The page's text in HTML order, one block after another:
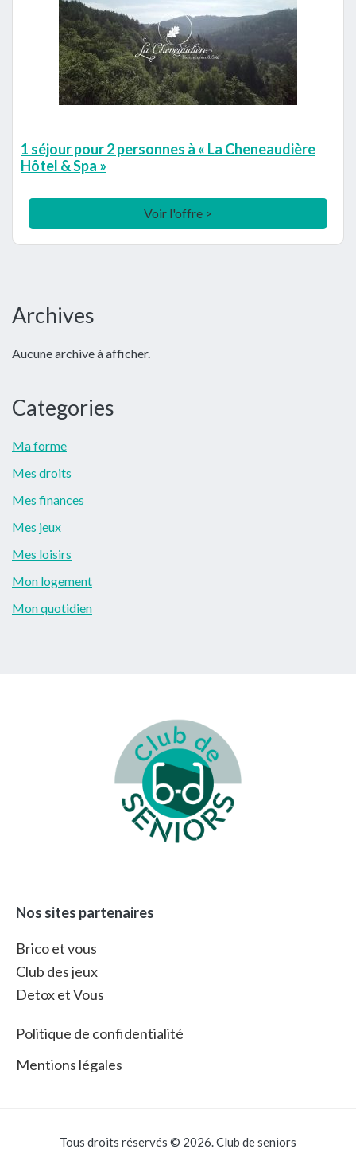
1 séjour pour 2 personnes à « La Cheneaudière
Hôtel & Spa »
Voir l'offre >
Barre
principale
Archives
Aucune archive à afficher.
Categories
Ma forme
Mes droits
Mes finances
Mes jeux
Mes loisirs
Mon logement
Mon quotidien
Nos sites partenaires
Brico et vous
Club des jeux
Detox et Vous
Politique de confidentialité
Mentions légales
Tous droits réservés © 2026. Club de seniors